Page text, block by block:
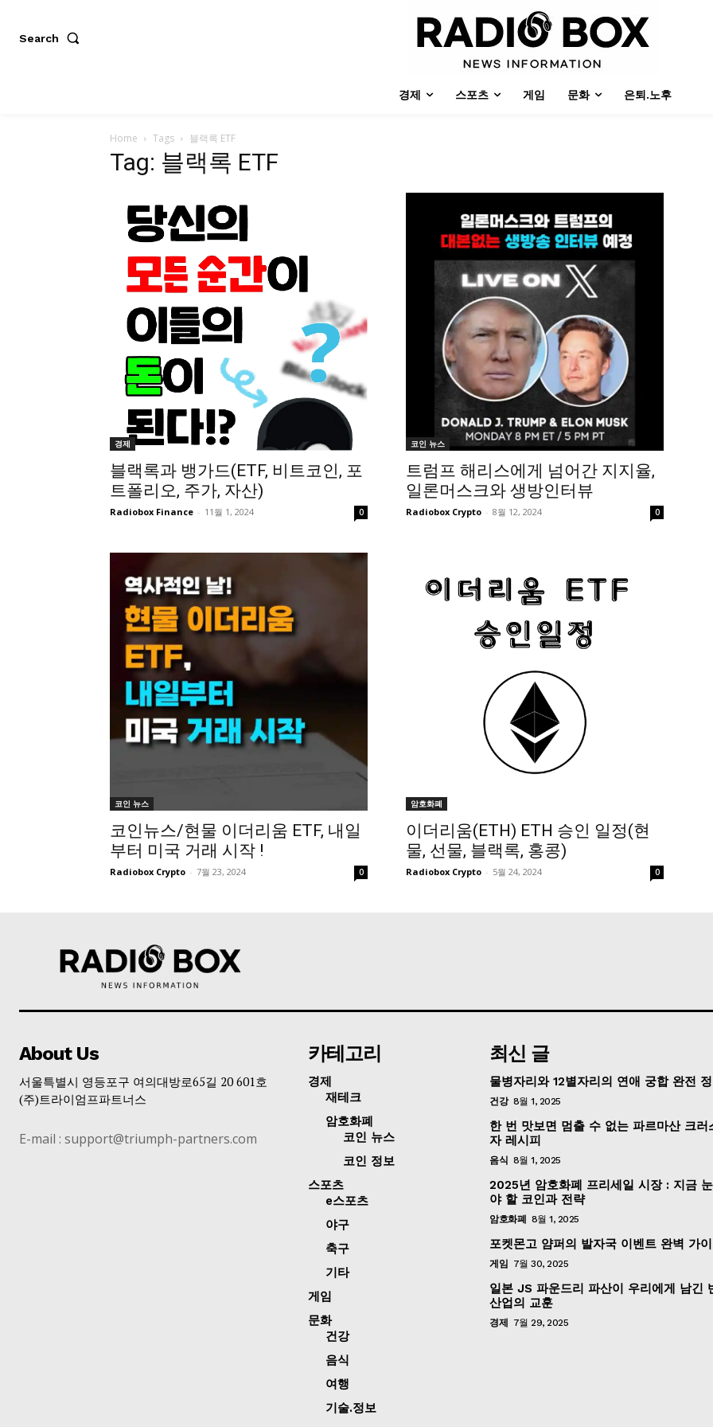
Search
경제 스포츠 게임 문화 은퇴.노후
Home Tags 블랙록 ETF
Tag: 블랙록 ETF
경제
블랙록과 뱅가드(ETF, 비트코인, 포
트폴리오, 주가, 자산)
Radiobox Finance - 11월 1, 2024 0
코인 뉴스
트럼프 해리스에게 넘어간 지지율,
일론머스크와 생방인터뷰
Radiobox Crypto - 8월 12, 2024 0
코인 뉴스
코인뉴스/현물 이더리움 ETF, 내일
부터 미국 거래 시작 !
Radiobox Crypto - 7월 23, 2024 0
암호화폐
이더리움(ETH) ETH 승인 일정(현
물, 선물, 블랙록, 홍콩)
Radiobox Crypto - 5월 24, 2024 0
About Us
서울특별시 영등포구 여의대방로65길 20 601호
(주)트라이엄프파트너스
E-mail : support@triumph-partners.com
카테고리
경제
재테크
암호화폐
코인 뉴스
코인 정보
스포츠
e스포츠
야구
축구
기타
게임
문화
건강
음식
여행
기술.정보
최신 글
물병자리와 12별자리의 연애 궁합 완전
건강 8월 1, 2025
한 번 맛보면 멈출 수 없는 파르마산 크러
자 레시피
음식 8월 1, 2025
2025년 암호화폐 프리세일 시장 : 지금
야 할 코인과 전략
암호화폐 8월 1, 2025
포켓몬고 얌퍼의 발자국 이벤트 완벽 가
게임 7월 30, 2025
일본 JS 파운드리 파산이 우리에게 남긴
산업의 교훈
경제 7월 29, 2025